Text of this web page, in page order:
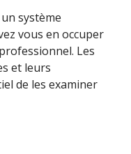
système
vous en occuper
Les
et leurs
de les examiner